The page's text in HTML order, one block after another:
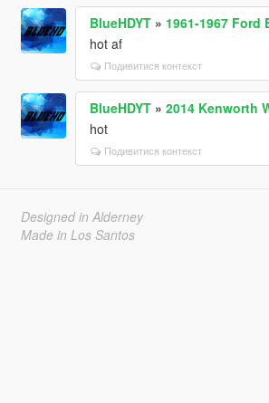
BlueHDYT» 1961-1967 Ford
hot af
Подивитися контекст
BlueHDYT» 2014 Kenworth
hot
Подивитися контекст
Designed in Alderney
Made in Los Santos